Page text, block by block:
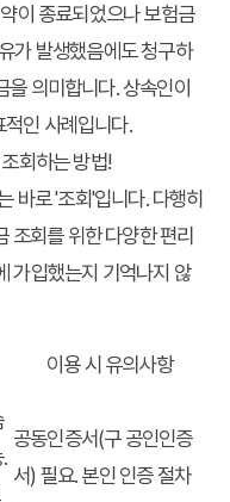
이 종료되었으나 보험금
가 발생했음에도 청구하
의미합니다. 상속인이
인 사례입니다.
회하는 방법!
바로 '조회'입니다. 다행히
조회를 위한 다양한 편리
가입했는지 기억나지 않
이용 시 유의사항
공동인증서(구 공인인증
서) 필요. 본인 인증 절차